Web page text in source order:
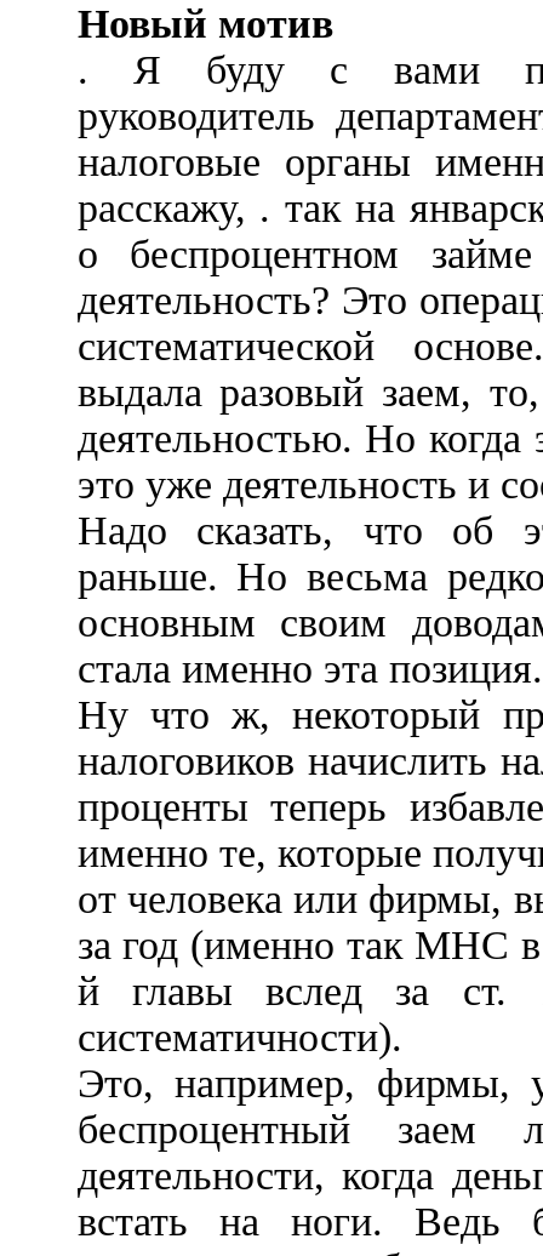
Новый мотив
. Я буду с вами
руководитель
налоговые органы
расскажу, . так на
о беспроцентном
деятельность? Это
систематической
выдала разовый заем,
деятельностью. Но когда
это уже деятельность и
Надо сказать, что об
раньше. Но весьма
основным своим
стала именно эта позиция.
Ну что ж, некоторый
налоговиков начислить
проценты теперь
именно те, которые
от человека или фирмы,
за год (именно так МНС
й главы вслед за ст.
систематичности).
Это, например, фирмы,
беспроцентный
деятельности, когда
встать на ноги. Ведь